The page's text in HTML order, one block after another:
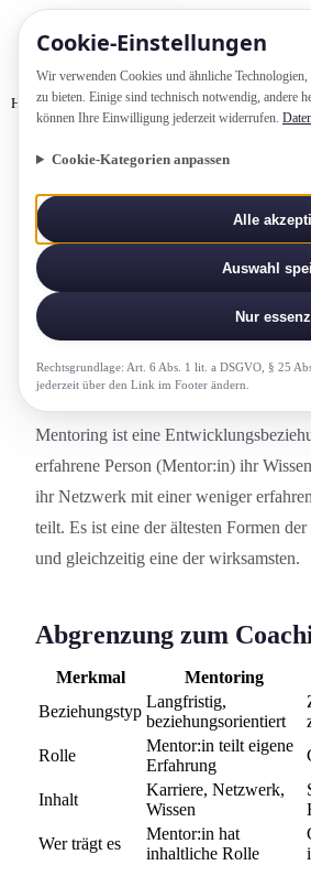
Cookie-Einstellung­en
Wir verwenden Cookies und ähnliche
zu bieten. Einige sind technisch notwendig, andere
können Ihre Einwilligung jederzeit widerrufen.
Cookie-Kategorien anpassen
Alle
Auswahl
Nur
Rechtsgrundlage: Art. 6 Abs. 1 lit. a DSGVO, § 25
jederzeit über den Link im Footer ändern.
Home Glossar Mentoring
FUEHRUNG-UND-LEADERSHIP
Mentoring
Beziehung zwischen einer
(Mentor:in) und einer weniger
(Mentee) zum Wissenstransfer.
Mentoring ist eine
erfahrene Person (Mentor:in) ihr
ihr Netzwerk mit einer weniger
teilt. Es ist eine der ältesten Formen
und gleichzeitig eine der wirksamsten.
Abgrenzung zum
Merkmal Mentoring
Beziehungstyp
Langfristig,
beziehungsorientiert
Rolle
Mentor:in teilt eigene
Erfahrung
Inhalt
Karriere, Netzwerk,
Wissen
Wer trägt es
Mentor:in hat
inhaltliche Rolle